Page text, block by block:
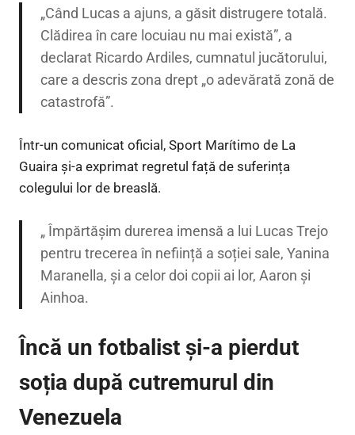
„Când Lucas a ajuns, a găsit distrugere totală.
Clădirea în care locuiau nu mai există”, a
declarat Ricardo Ardiles, cumnatul jucătorului,
care a descris zona drept „o adevărată zonă de
catastrofă”.
Într-un comunicat oficial, Sport Marítimo de La
Guaira și-a exprimat regretul față de suferința
colegului lor de breaslă.
„ Împărtășim durerea imensă a lui Lucas Trejo
pentru trecerea în neființă a soției sale, Yanina
Maranella, și a celor doi copii ai lor, Aaron și
Ainhoa.
Încă un fotbalist și-a pierdut
soția după cutremurul din
Venezuela